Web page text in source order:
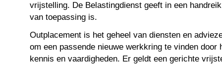
vrijstelling. De Belastingdienst geeft in een
van toepassing is.
Outplacement is het geheel van diensten en
om een passende nieuwe werkkring te vinden door
kennis en vaardigheden. Er geldt een gerichte